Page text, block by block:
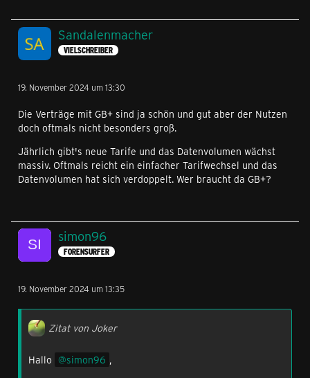
Sandalenmacher
VIELSCHREIBER
19. November 2024 um 13:30
Die Verträge mit GB+ sind ja schön und gut aber der Nutzen
doch oftmals nicht besonders groß.
Jährlich gibt's neue Tarife und das Datenvolumen wächst
massiv. Oftmals reicht ein einfacher Tarifwechsel und das
Datenvolumen hat sich verdoppelt. Wer braucht da GB+?
simon96
FORENSURFER
19. November 2024 um 13:35
Zitat von Joker
Hallo simon96 ,